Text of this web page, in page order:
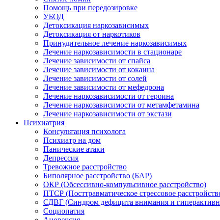
Помощь при передозировке
УБОД
Детоксикация наркозависимых
Детоксикация от наркотиков
Принудительное лечение наркозависимых
Лечение наркозависимости в стационаре
Лечение зависимости от спайса
Лечение зависимости от кокаина
Лечение зависимости от солей
Лечение зависимости от мефедрона
Лечение наркозависимости от героина
Лечение наркозависимости от метамфетамина
Лечение наркозависимости от экстази
Психиатрия
Консультация психолога
Психиатр на дом
Панические атаки
Депрессия
Тревожное расстройство
Биполярное расстройство (БАР)
ОКР (Обсессивно-компульсивное расстройство)
ПТСР (Посттравматическое стрессовое
СДВГ (Синдром дефицита внимания и
Социопатия